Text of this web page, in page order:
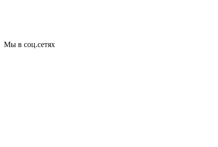
Мы в соц.сетях